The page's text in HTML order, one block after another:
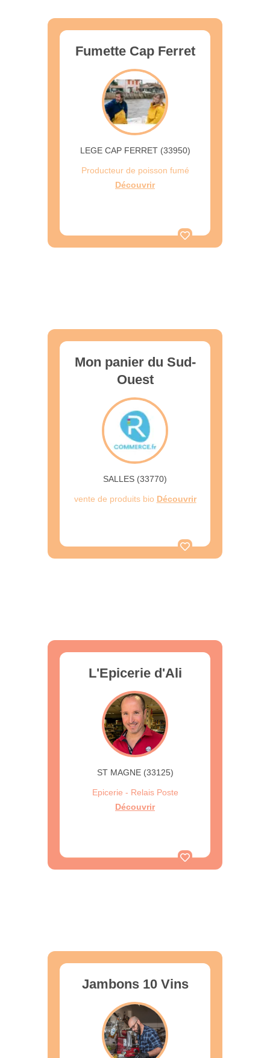
Fumette Cap Ferret
LEGE CAP FERRET (33950)
Producteur de poisson fumé
Découvrir
Mon panier du Sud-
Ouest
SALLES (33770)
vente de produits bio Découvrir
L'Epicerie d'Ali
ST MAGNE (33125)
Epicerie - Relais Poste
Découvrir
Jambons 10 Vins